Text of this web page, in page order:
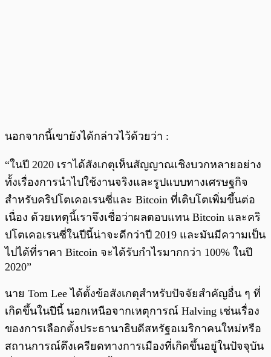
นอกจากนี้เขายังได้กล่าวไว้ด้วยว่า :
“ในปี 2020 เราได้สังเกตุเห็นสัญญาณเชิงบวกหลายอย่าง
ทั้งเรื่องการนำไปใช้งานจริงและรูปแบบทางเศรษฐกิจ
สำหรับคริปโตเคอเรนซี่และ Bitcoin ที่เติบโตเพิ่มขึ้นต่อ
เนื่อง ด้วยเหตุนี้เราจึงเชื่อว่าผลตอบแทน Bitcoin และคริ
ปโตเคอเรนซี่ในปีนี้น่าจะดีกว่าปี 2019 และมันมีความเป็น
ไปได้ที่ราคา Bitcoin จะได้รับกำไรมากกว่า 100% ในปี
2020”
นาย Tom Lee ได้ตั้งข้อสังเกตุสำหรับปัจจัยสำคัญอื่น ๆ ที่
เกิดขึ้นในปีนี้ นอกเหนือจากเหตุการณ์ Halving เช่นเรื่อง
ของการเลือกตั้งประธานาธิบดีสหรัฐอเมริกาคนใหม่หรือ
สถานการณ์ตึงเครียดทางการเมืองที่เกิดขึ้นอยู่ในปัจจุบัน